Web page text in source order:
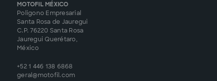
MOTOFIL MÉXICO
Poligono Empresarial
Santa Rosa de Jauregui
C.P. 76220 Santa Rosa
Jauregui Querétaro,
México
+52 1 446 138 6868
geral@motofil.com